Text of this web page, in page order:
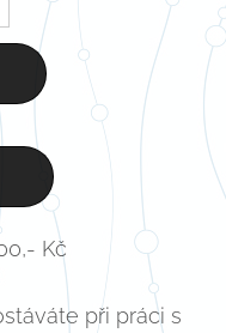
Kč
při práci s